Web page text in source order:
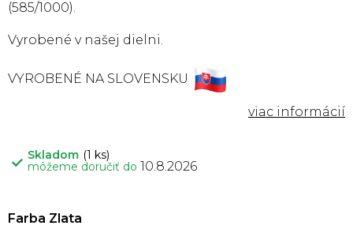
Skladom (1 ks)
môžeme doručiť do 10.8.2026
Farba Zlata
(585/1000).
Vyrobené v našej dielni.
VYROBENÉ NA SLOVENSKU